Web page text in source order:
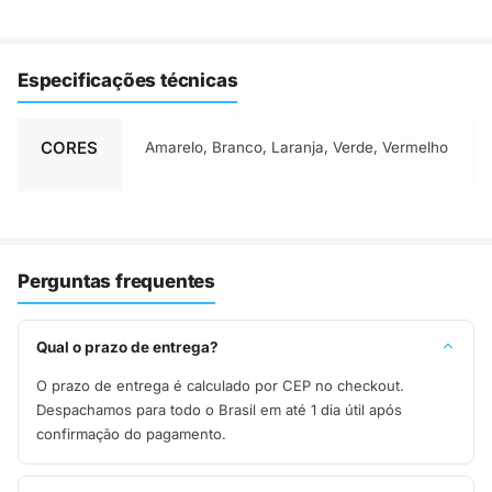
Especificações técnicas
CORES Amarelo, Branco, Laranja, Verde, Vermelho
Perguntas frequentes
Qual o prazo de entrega?
O prazo de entrega é calculado por CEP no checkout.
Despachamos para todo o Brasil em até 1 dia útil após
confirmação do pagamento.